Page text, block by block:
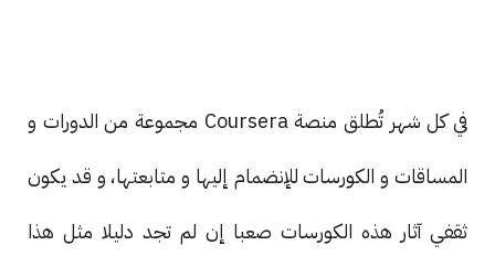
في كل شهر تُطلق منصة Coursera مجموعة من الدورات و
المساقات و الكورسات للإنضمام إليها و متابعتها، و قد يكون
ثقفي آثار هذه الكورسات صعبا إن لم تجد دليلا مثل هذا